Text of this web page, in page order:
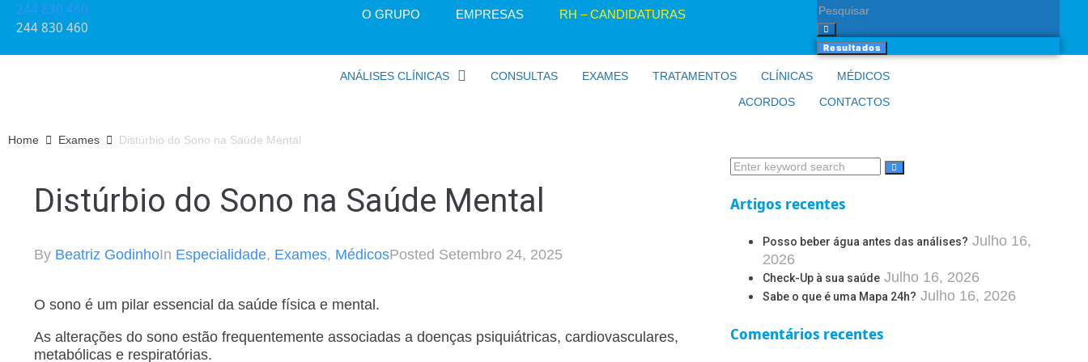
244 830 460​
244 830 460​
O GRUPO EMPRESAS RH – CANDIDATURAS
Resultados
ANÁLISES CLÍNICAS CONSULTAS EXAMES TRATAMENTOS CLÍNICAS
MÉDICOS
ACORDOS
CONTACTOS
Home Exames Distúrbio do Sono na Saúde Mental
Distúrbio do Sono na Saúde Mental
By Beatriz GodinhoIn Especialidade, Exames, MédicosPosted Setembro 24, 2025
O sono é um pilar essencial da saúde física e mental.
As alterações do sono estão frequentemente associadas a doenças psiquiátricas, cardiovasculares,
metabólicas e respiratórias.
Artigos recentes
Posso beber água antes das análises? Julho 16,
2026
Check-Up à sua saúde Julho 16, 2026
Sabe o que é uma Mapa 24h? Julho 16, 2026
Comentários recentes